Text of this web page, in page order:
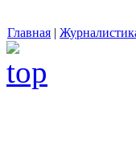
Главная |